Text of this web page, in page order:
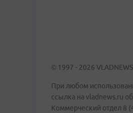
© 1997 - 2026 VLADNEWS
При любом
ссылка на vladnews.ru
Коммерческий отдел 8